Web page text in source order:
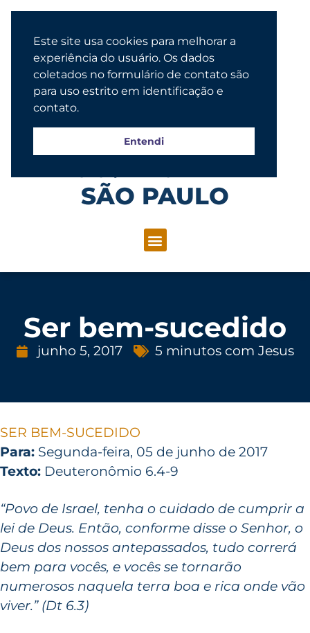
SÃO PAULO
Ser bem-sucedido
junho 5, 2017 5 minutos com Jesus
SER BEM-SUCEDIDO
Para: Segunda-feira, 05 de junho de 2017
Texto: Deuteronômio 6.4-9
“Povo de Israel, tenha o cuidado de cumprir a
lei de Deus. Então, conforme disse o Senhor, o
Deus dos nossos antepassados, tudo correrá
bem para vocês, e vocês se tornarão
numerosos naquela terra boa e rica onde vão
viver.” (Dt 6.3)
Este site usa cookies para melhorar a
experiência do usuário. Os dados
coletados no formulário de contato são
para uso estrito em identificação e
contato.
Entendi